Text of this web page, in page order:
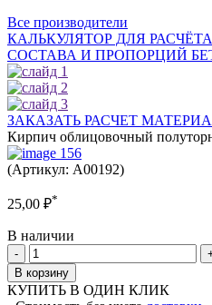
Все производители
КАЛЬКУЛЯТОР ДЛЯ РАСЧЁТА
СОСТАВА И ПРОПОРЦИЙ
ЗАКАЗАТЬ РАСЧЕТ
Кирпич облицовочный
(Артикул: A00192)
25,00 ₽*
В наличии
Количество
В корзину
КУПИТЬ В ОДИН КЛИК